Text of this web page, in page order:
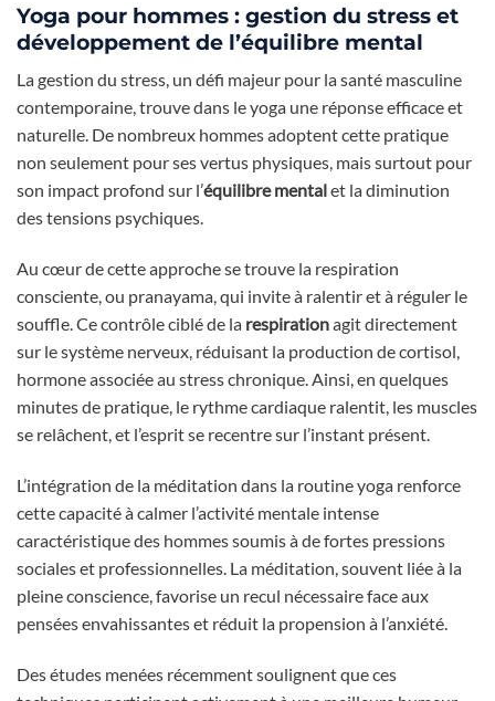
Yoga pour hommes : gestion du stress et
développement de l’équilibre mental
La gestion du stress, un défi majeur pour la santé masculine
contemporaine, trouve dans le yoga une réponse efficace et
naturelle. De nombreux hommes adoptent cette pratique
non seulement pour ses vertus physiques, mais surtout pour
son impact profond sur l’équilibre mentalet la diminution
des tensions psychiques.
Au cœur de cette approche se trouve la respiration
consciente, ou pranayama, qui invite à ralentir et à réguler le
souffle. Ce contrôle ciblé de la respirationagit directement
sur le système nerveux, réduisant la production de cortisol,
hormone associée au stress chronique. Ainsi, en quelques
minutes de pratique, le rythme cardiaque ralentit, les muscles
se relâchent, et l’esprit se recentre sur l’instant présent.
L’intégration de la méditation dans la routine yoga renforce
cette capacité à calmer l’activité mentale intense
caractéristique des hommes soumis à de fortes pressions
sociales et professionnelles. La méditation, souvent liée à la
pleine conscience, favorise un recul nécessaire face aux
pensées envahissantes et réduit la propension à l’anxiété.
Des études menées récemment soulignent que ces